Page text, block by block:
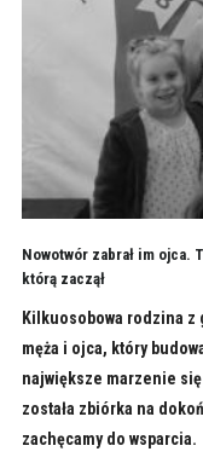
Nowotwór zabrał im ojca.
którą zaczął
Kilkuosobowa rodzina z
męża i ojca, który
największe marzenie
została zbiórka na
zachęcamy do wsparcia.